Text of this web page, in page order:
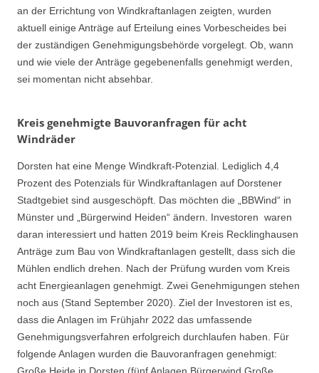
an der Errichtung von Windkraftanlagen zeigten, wurden
aktuell einige Anträge auf Erteilung eines Vorbescheides bei
der zuständigen Genehmigungsbehörde vorgelegt. Ob, wann
und wie viele der Anträge gegebenenfalls genehmigt werden,
sei momentan nicht absehbar.
Kreis genehmigte Bauvoranfragen für acht
Windräder
Dorsten hat eine Menge Windkraft-Potenzial. Lediglich 4,4
Prozent des Potenzials für Windkraftanlagen auf Dorstener
Stadtgebiet sind ausgeschöpft. Das möchten die „BBWind“ in
Münster und „Bürgerwind Heiden“ ändern. Investoren waren
daran interessiert und hatten 2019 beim Kreis Recklinghausen
Anträge zum Bau von Windkraftanlagen gestellt, dass sich die
Mühlen endlich drehen. Nach der Prüfung wurden vom Kreis
acht Energieanlagen genehmigt. Zwei Genehmigungen stehen
noch aus (Stand September 2020). Ziel der Investoren ist es,
dass die Anlagen im Frühjahr 2022 das umfassende
Genehmigungsverfahren erfolgreich durchlaufen haben. Für
folgende Anlagen wurden die Bauvoranfragen genehmigt: